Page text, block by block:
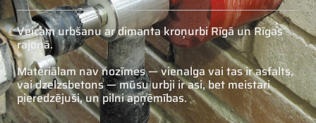
Veicam urbšanu ar dimanta kroņurbi Rīgā un Rīgas
rajonā.
Materiālam nav nozīmes — vienalga vai tas ir asfalts,
vai dzelzsbetons — mūsu urbji ir asi, bet meistari
pieredzējuši, un pilni apņēmības.